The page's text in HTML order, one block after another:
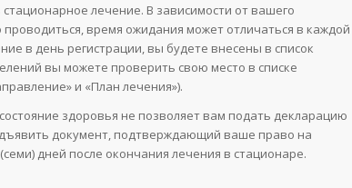
лечение. В зависимости от вашего
время ожидания может отличаться в каждой
в день регистрации, вы будете внесены в список
вы можете проверить свою место в списке
и «План лечения»).
здоровья не позволяет вам подать декларацию
документ, подтверждающий ваше право на
дней после окончания лечения в стационаре.